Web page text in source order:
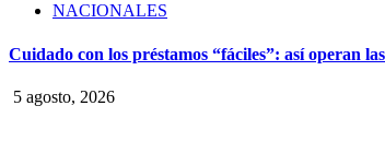
NACIONALES
Cuidado con los préstamos “fáciles”: así operan
5 agosto, 2026